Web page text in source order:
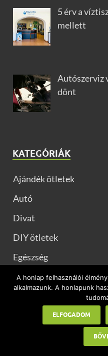
5 érv a
mellett
Autószerviz
dönt
KATEGÓRIÁK
Ajándék ötletek
Autó
Divat
DIY ötletek
Egészség
Egyéb
A honlap felhasználói
alkalmazunk. A honlapunk
ELFOGADOM